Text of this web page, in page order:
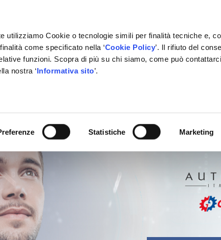
utilizziamo Cookie o tecnologie simili per finalità tecniche e,
come specificato nella ‘Cookie Policy’. Il rifiuto del
funzioni. Scopra di più su chi siamo, come può
nostra ‘Informativa sito’.
Statistiche Marketing